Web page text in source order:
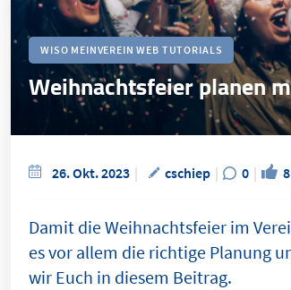
WISO MEINVEREIN WEB TUTORIALS
Weihnachtsfeier planen
26. Okt. 2023 cschiep 0 8
Damit die Weihnachtsfeier im
es vor allem die richtige Planung
wir Euch in diesem Beitrag.